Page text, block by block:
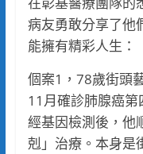
病友勇敢分享了他
能擁有精彩人生：
個案1，78歲街頭
11月確診肺腺癌第
經基因檢測後，他
剋」治療。本身是